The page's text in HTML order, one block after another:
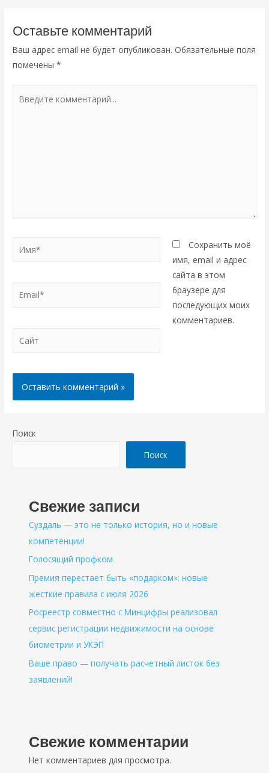
Оставьте комментарий
Ваш адрес email не будет опубликован. Обязательные поля
помечены*
комментарий...
Email*
Сайт
Сохранить моё
имя, email и адрес
сайта в этом
браузере для
последующих моих
комментариев.
Поиск
Поиск
Свежие записи
Суздаль — это не только история, но и новые
компетенции!
Голосящий профком
Премия перестает быть «подарком»: новые
жесткие правила с июля 2026
Росреестр совместно с Минцифры реализовал
сервис регистрации недвижимости на основе
биометрии и УКЭП
Ваше право — получать расчетный листок без
заявлений!
Свежие комментарии
Нет комментариев для просмотра.